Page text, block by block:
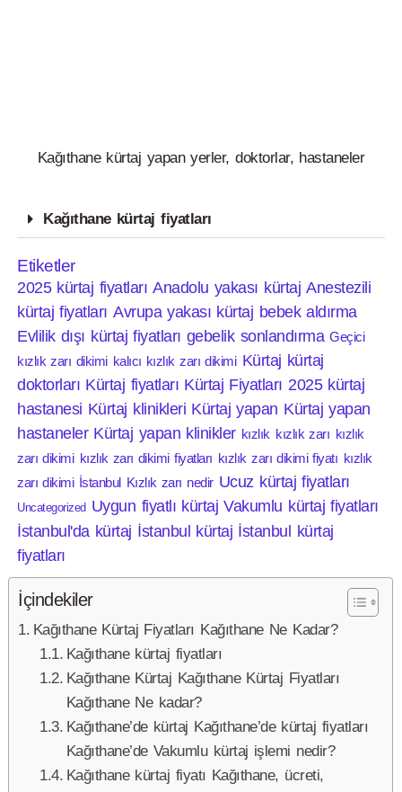
Kağıthane kürtaj yapan yerler, doktorlar, hastaneler
Kağıthane kürtaj fiyatları
Etiketler
2025 kürtaj fiyatları Anadolu yakası kürtaj Anestezili
kürtaj fiyatları Avrupa yakası kürtaj bebek aldırma
Evlilik dışı kürtaj fiyatları gebelik sonlandırma Geçici
kızlık zarı dikimi kalıcı kızlık zarı dikimi Kürtaj kürtaj
doktorları Kürtaj fiyatları Kürtaj Fiyatları 2025 kürtaj
hastanesi Kürtaj klinikleri Kürtaj yapan Kürtaj yapan
hastaneler Kürtaj yapan klinikler kızlık kızlık zarı kızlık
zarı dikimi kızlık zarı dikimi fiyatları kızlık zarı dikimi fiyatı kızlık
zarı dikimi İstanbul Kızlık zarı nedir Ucuz kürtaj fiyatları
Uncategorized Uygun fiyatlı kürtaj Vakumlu kürtaj fiyatları
İstanbul'da kürtaj İstanbul kürtaj İstanbul kürtaj
fiyatları
İçindekiler
Kağıthane Kürtaj Fiyatları Kağıthane Ne Kadar?
Kağıthane kürtaj fiyatları
Kağıthane Kürtaj Kağıthane Kürtaj Fiyatları
Kağıthane Ne kadar?
Kağıthane’de kürtaj Kağıthane’de kürtaj fiyatları
Kağıthane’de Vakumlu kürtaj işlemi nedir?
Kağıthane kürtaj fiyatı Kağıthane, ücreti,